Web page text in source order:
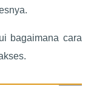
bagaimana cara